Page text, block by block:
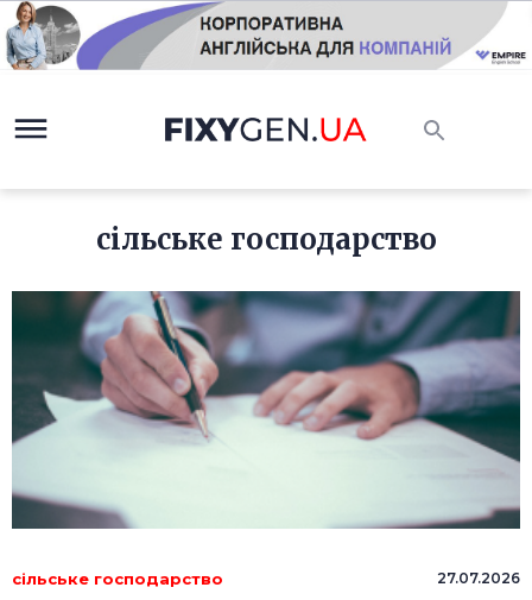
сільське господарство
сільське господарство 27.07.2026